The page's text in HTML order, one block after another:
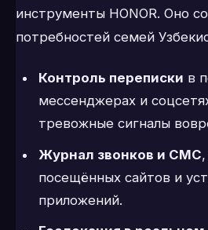
инструменты HONOR. Оно
потребностей семей
Контроль переписки в
мессенджерах и
тревожные сигналы
Журнал звонков и СМС
посещённых сайтов и
приложений.